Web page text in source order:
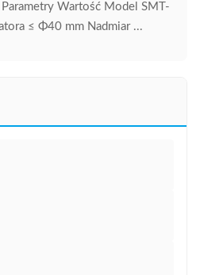
Wartość Model SMT-
≤ Φ40 mm Nadmiar ...